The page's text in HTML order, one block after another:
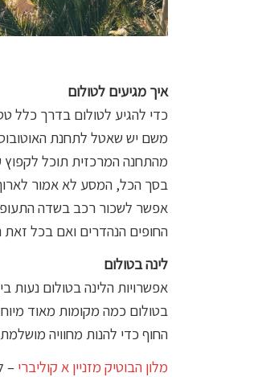
איך מגיעים לטולום
כדי להגיע לטולום בדרך כלל
משם יש שאטל לתחנת
מהתחנה המרכזית תוכל לקפוץ על אוטובוס דרומה בכביש
בסך הכל, המסע לא אמור
אפשר לשכור רכב בשדה
החופים הנהדרים ואם בכל
לינה בטולום
אפשרויות הלינה בטולום נעות
בטולום כמה מקומות מאוד
החוף כדי להנות מחוויה
מלון הבוטיק מזניין א קוליברי –